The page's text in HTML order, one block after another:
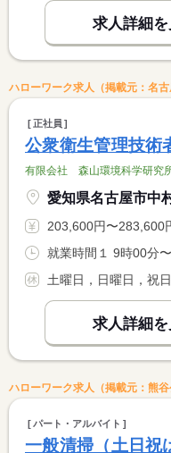
求人詳細を
ハローワーク求人（掲載元：名古
正社員
公衆衛生管理技術
有限会社 森山環境科学研究
愛知県名古屋市中
203,600円〜283,600円 ※フルタイム求人の場
就業時間１ 9時00分
土曜日，日曜日，祝
求人詳細を
ハローワーク求人（掲載元：熊谷
パート・アルバイト
一般清掃（土日祝